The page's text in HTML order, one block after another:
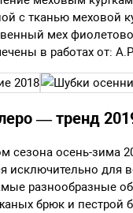
с тканью меховой
мех
в работах от:
— тренд
сезона осень-зима
исключительно для
разнообразные
брюк и пестрой